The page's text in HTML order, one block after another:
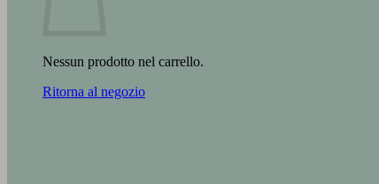
Nessun prodotto nel carrello.
Ritorna al negozio